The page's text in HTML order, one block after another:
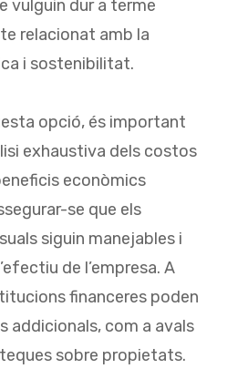
vulguin dur a terme
relacionat amb la
i sostenibilitat.
opció, és important
exhaustiva dels costos
econòmics
se que els
siguin manejables i
de l’empresa. A
financeres poden
addicionals, com a avals
sobre propietats.